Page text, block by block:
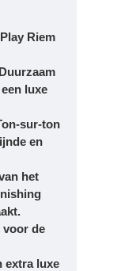
Riem
luxe
sur-ton
en
het
voor de
extra luxe